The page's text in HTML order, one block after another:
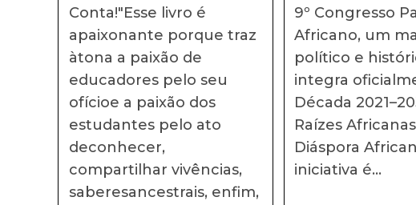
Conta!"Esse livro é
apaixonante porque traz
àtona a paixão de
educadores pelo seu
ofícioe a paixão dos
estudantes pelo ato
deconhecer,
compartilhar vivências,
saberesancestrais, enfim,
9º Congresso
Africano, um
político e
integra
Década
Raízes
Diáspora
iniciativa é…